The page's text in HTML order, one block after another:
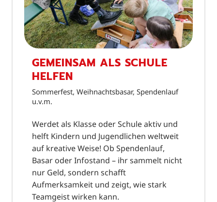
GEMEINSAM ALS SCHULE
HELFEN
Sommerfest, Weihnachtsbasar, Spendenlauf
u.v.m.
Werdet als Klasse oder Schule aktiv und
helft Kindern und Jugendlichen weltweit
auf kreative Weise! Ob Spendenlauf,
Basar oder Infostand – ihr sammelt nicht
nur Geld, sondern schafft
Aufmerksamkeit und zeigt, wie stark
Teamgeist wirken kann.